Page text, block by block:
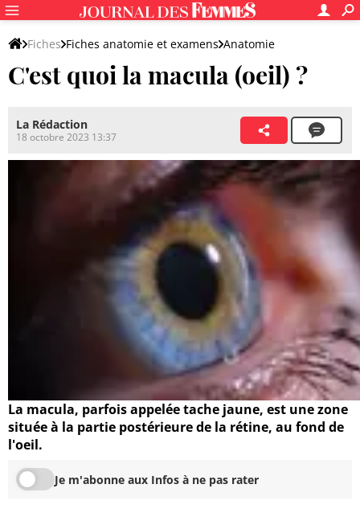
Fiches Fiches anatomie et examens Anatomie
Système nerveux
C'est quoi la macula (oeil) ?
La Rédaction
18 octobre 2023 13:37
La macula, parfois appelée tache jaune, est une zone
située à la partie postérieure de la rétine, au fond de
l'oeil.
Je m'abonne aux Infos à ne pas rater